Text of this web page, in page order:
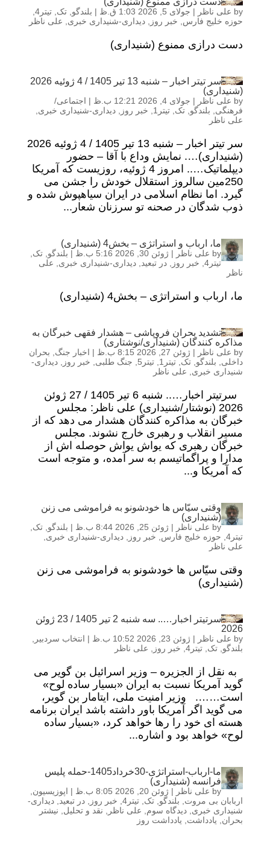
by علی ناظر | جولای 5, 2026 1:03 ق.ظ | بلندگو تک تیتر4
,
حوزه خلیج فارس
خبر روز دیداری-شنیداری خبری علی ناظر
دست درازی ممنوع (شنیداری)
سر تیتر اخبار – شنبه 13 تیر 1405 / 4 ژوئیه 2026
(شنیداری)
by علی ناظر | جولای 4, 2026 12:21 ب.ظ | اجتماعی/
فرهنگی
بلندگو تک تیتر1 خبر روز دیداری-شنیداری خبری
علی ناظر
سر تیتر اخبار – شنبه 13 تیر 1405 / 4 ژوئیه 2026
(شنیداری)…. نمایش وداع با آقا – حضور
دیپلماتیک….. امروز 4 ژوئیه، روزیست که آمریکا
250مین سالروز استقلال خودش را جشن می
گیرد. اما نظام اسلامی در ایران سیاهپوش شده و
ذوب شدگان در صحنه تو سرزنان شعار...
ما، ارباب و استراتژی – بخش4 (شنیداری)
by علی ناظر | ژوئن 30, 2026 5:16 ب.ظ | بلندگو تک
تیتر4
, خبر روز در تبعید دیداری-شنیداری خبری
علی
ناظر
ما، ارباب و استراتژی – بخش4 (شنیداری)
تشدید بحران فروپاشی – هشدار فقهی خبرگان به
مذاکره کنندگان (شنیداری/نوشتاری)
by علی ناظر | ژوئن 27, 2026 8:15 ب.ظ | اخبار جنگ
بحران
داخلی
بلندگو تک تیتر1 تیتر5 جنگ طلبی خبر روز
دیداری-
شنیداری خبری
علی ناظر
سرتیتر اخبار….. شنبه 6 تیر 1405 / 27 ژوئن
2026 (نوشتار/شنیداری) علی ناظر: مجلس
خبرگان به مذاکره کنندگان هشدار می دهد که از
مسیر انقلاب و رهبری خارج نشوند. مجلس
خبرگان رهبری که یواش یواش حوصله اش از
مدارا و پراگماتیسم به سر آمده، و متوجه است
که آمریکا و...
وقتی سیّاس ها خودشونو به فراموشی می زنن
(شنیداری)
by علی ناظر | ژوئن 25, 2026 8:44 ب.ظ | بلندگو تک
تیتر4
, حوزه خلیج فارس خبر روز دیداری-شنیداری خبری
علی ناظر
وقتی سیّاس ها خودشونو به فراموشی می زنن
(شنیداری)
سرتیتر اخبار….. سه شنبه 2 تیر 1405 / 23 ژوئن
2026
by علی ناظر | ژوئن 23, 2026 10:52 ب.ظ | انتخاب سردبیر
بلندگو تک تیتر4 , خبر روز علی ناظر
به نقل از الجزیره – وزیر اسرائیل بن گویر می
گوید آمریکا نسبت به ایران «بسیار ساده لوح»
است……. وزیر امنیت ملی، ایتامار بن گویر،
می گوید اگر آمریکا باور داشته باشد ایران برنامه
هسته ای خود را رها خواهد کرد، «بسیار ساده
لوح» خواهد بود و اشاره...
ما-ارباب-استراتژی-30خرداد1405-حمله پلیس
فرانسه (شنیداری)
by علی ناظر | ژوئن 20, 2026 8:05 ب.ظ | اپوزیسیون
اربابان بی مروت
بلندگو تک تیتر4 , خبر روز در تبعید
دیداری-
شنیداری خبری دیدگاه سوم علی ناظر نقد و تحلیل
نیشتر
بحران
یادداشت یادداشت روز